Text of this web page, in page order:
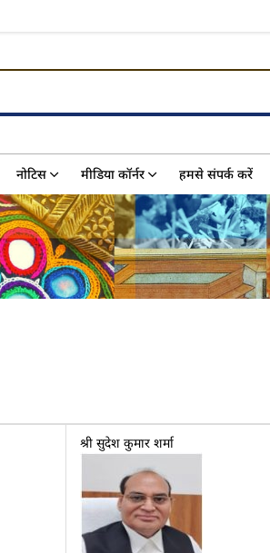
नोटिस मीडिया कॉर्नर हमसे संपर्क करें
श्री सुदेश कुमार शर्मा